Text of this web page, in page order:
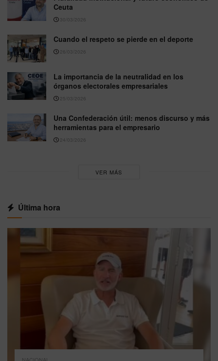
Ceuta
30/03/2026
Cuando el respeto se pierde en el deporte
26/03/2026
La importancia de la neutralidad en los
órganos electorales empresariales
25/03/2026
Una Confederación útil: menos discurso y más
herramientas para el empresario
24/03/2026
VER MÁS
Última hora
NACIONAL